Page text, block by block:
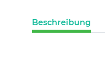
Beschreibung